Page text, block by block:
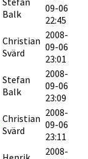
Balk
09-06
22:45
Christian
Svärd
2008-
09-06
23:01
Stefan
Balk
2008-
09-06
23:09
Christian
Svärd
2008-
09-06
23:11
2008-